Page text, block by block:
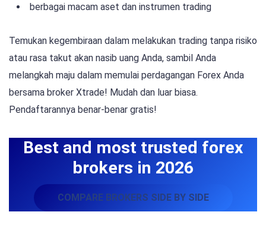
berbagai macam aset dan instrumen trading
Temukan kegembiraan dalam melakukan trading tanpa risiko
atau rasa takut akan nasib uang Anda, sambil Anda
melangkah maju dalam memulai perdagangan Forex Anda
bersama broker Xtrade! Mudah dan luar biasa.
Pendaftarannya benar-benar gratis!
Best and most trusted forex
brokers in 2026
COMPARE BROKERS SIDE BY SIDE